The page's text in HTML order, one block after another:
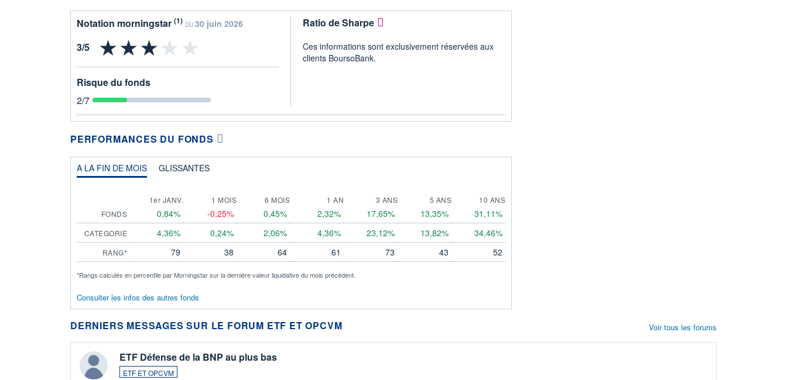
Notation morningstar (1) DU 30 juin 2026
Risque du fonds
2/7
Ratio de Sharpe
Ces informations sont exclusivement réservées aux
clients BoursoBank.
PERFORMANCES DU FONDS
A LA FIN DE MOIS GLISSANTES
1er JANV. 1 MOIS 6 MOIS 1 AN 3 ANS 5 ANS
10 ANS
FONDS
0,84% -0,25% 0,45% 2,32% 17,65% 13,35% 31,11%
CATEGORIE 4,36% 0,24% 2,06% 4,36% 23,12% 13,82% 34,46%
RANG* 79 38 64 61 73 43 52
*Rangs calculés en percentile par Morningstar sur la dernière valeur liquidative du mois précédent.
Consulter les infos des autres fonds
DERNIERS MESSAGES SUR LE FORUM ETF ET OPCVM
ETF Défense de la BNP au plus bas
ETF ET OPCVM
Voir tous les forums